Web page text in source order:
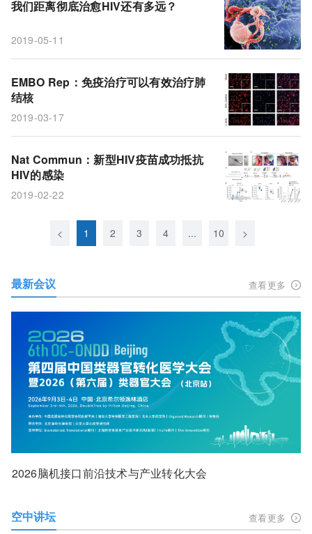
我们距离彻底治愈HIV还有多远？
2019-05-11
EMBO Rep：免疫治疗可以有效治疗肺
结核
2019-03-17
Nat Commun：新型HIV疫苗成功抵抗
HIV的感染
2019-02-22
< 1 2 3 4 ... 10 >
最新会议 查看更多
2026脑机接口前沿技术与产业转化大会
空中讲坛 查看更多